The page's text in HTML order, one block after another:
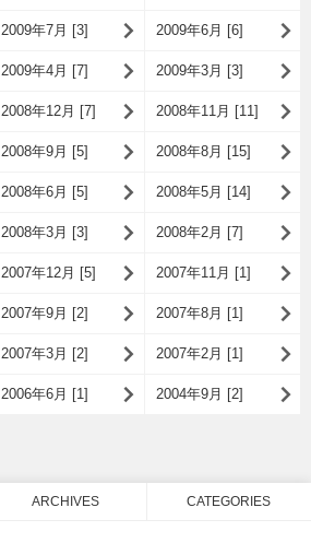
2009年7月 [3] 2009年6月 [6]
2009年4月 [7] 2009年3月 [3]
2008年12月 [7] 2008年11月 [11]
2008年9月 [5] 2008年8月 [15]
2008年6月 [5] 2008年5月 [14]
2008年3月 [3] 2008年2月 [7]
2007年12月 [5] 2007年11月 [1]
2007年9月 [2] 2007年8月 [1]
2007年3月 [2] 2007年2月 [1]
2006年6月 [1] 2004年9月 [2]
ARCHIVES CATEGORIES